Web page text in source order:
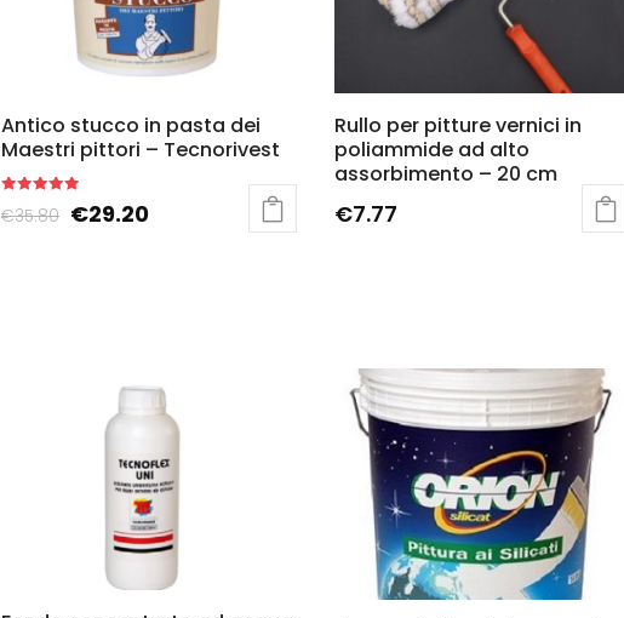
Antico stucco in pasta dei
Maestri pittori – Tecnorivest
5.00
€35.80 €29.20
Rullo per pitture vernici in
poliammide ad alto
assorbimento – 20 cm
€7.77